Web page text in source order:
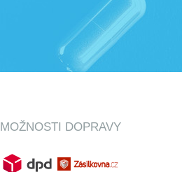
MOŽNOSTI DOPRAVY